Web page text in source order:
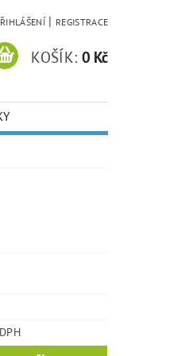
| REGISTRACE
KOŠÍK: 0 Kč
DPH